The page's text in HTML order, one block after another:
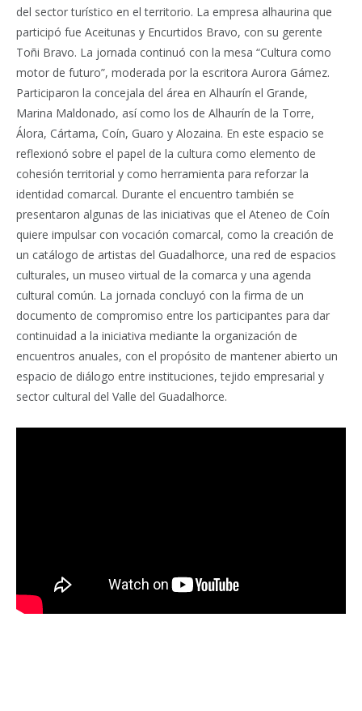
del sector turístico en el territorio. La empresa alhaurina que
participó fue Aceitunas y Encurtidos Bravo, con su gerente
Toñi Bravo. La jornada continuó con la mesa “Cultura como
motor de futuro”, moderada por la escritora Aurora Gámez.
Participaron la concejala del área en Alhaurín el Grande,
Marina Maldonado, así como los de Alhaurín de la Torre,
Álora, Cártama, Coín, Guaro y Alozaina. En este espacio se
reflexionó sobre el papel de la cultura como elemento de
cohesión territorial y como herramienta para reforzar la
identidad comarcal. Durante el encuentro también se
presentaron algunas de las iniciativas que el Ateneo de Coín
quiere impulsar con vocación comarcal, como la creación de
un catálogo de artistas del Guadalhorce, una red de espacios
culturales, un museo virtual de la comarca y una agenda
cultural común. La jornada concluyó con la firma de un
documento de compromiso entre los participantes para dar
continuidad a la iniciativa mediante la organización de
encuentros anuales, con el propósito de mantener abierto un
espacio de diálogo entre instituciones, tejido empresarial y
sector cultural del Valle del Guadalhorce.